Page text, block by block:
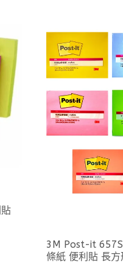
3M Post-it 657S
條紙 便利貼 長方